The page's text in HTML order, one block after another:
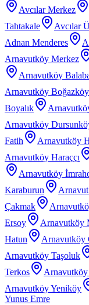
Avcılar Merkez
Tahtakale
Avcılar
Adnan Menderes
Arnavutköy Merkez
Arnavutköy
Arnavutköy Boğazköy
Boyalık
Arnavutköy
Fatih
Arnavutköy
Arnavutköy Haraççı
Arnavutköy
Karaburun
Çakmak
Ersoy
Arnavutköy
Hatun
Arnavutköy
Arnavutköy Taşoluk
Terkos
Arnavutköy
Arnavutköy Yeniköy
Yunus Emre